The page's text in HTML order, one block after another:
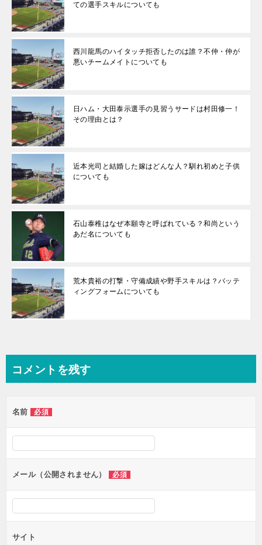
ての選手スキルについても
西川龍馬のハイタッチ拒否したのは誰？不仲・仲が
悪いチームメイトについても
日ハム・大田泰示選手の見習うサードは村田修一！
その理由とは？
近本光司と結婚した嫁はどんな人？馴れ初めと子供
についても
石山泰稚はなぜ本願寺と呼ばれている？和尚という
あだ名についても
荒木貴裕の打撃・守備成績や野手スキルは？バッテ
ィングフォームについても
コメントを残す
名前 必須
メール（公開されません） 必須
サイト